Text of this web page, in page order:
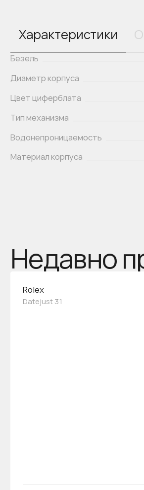
Характеристики
Безель
Диаметр корпуса
Цвет циферблата
Тип механизма
Водонепроницаемость
Материал корпуса
Недавно
Rolex
Datejust 31